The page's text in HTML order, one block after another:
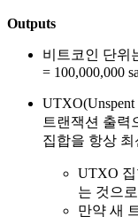
Outputs
비트코인 단위
= 100,000,000
UTXO(Unspent
트랜잭션 출력
집합을 항상
UTXO
는 것으
만약 새